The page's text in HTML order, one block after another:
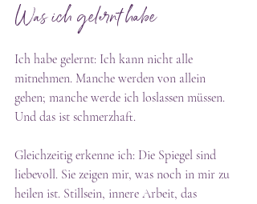
Was ich gelernt habe
Ich habe gelernt: Ich kann nicht alle
mitnehmen. Manche werden von allein
gehen; manche werde ich loslassen müssen.
Und das ist schmerzhaft.
Gleichzeitig erkenne ich: Die Spiegel sind
liebevoll. Sie zeigen mir, was noch in mir zu
heilen ist. Stillsein, innere Arbeit, das